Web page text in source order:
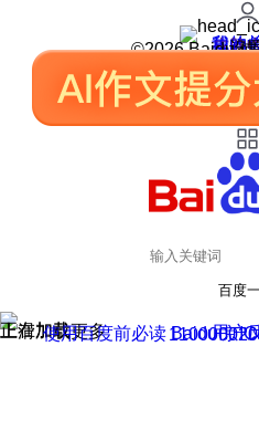
我的
我的
皮肤
用户
设
©2026 Baidu
百度
正在加载
上滑加载更多 用户
使用百度前必读 Baidu 京
京公网安备